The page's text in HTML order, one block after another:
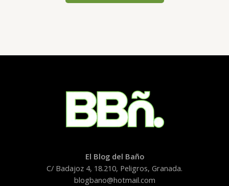
El Blog del Baño
C/ Badajoz 4, 18.210, Peligros, Granada.
blogbano@hotmail.com